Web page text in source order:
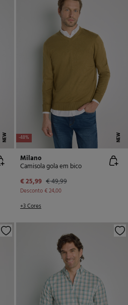
NEW -48% NEW
Milano
Camisola gola em bico
€ 25,99 € 49,99
Desconto€ 24,00
+3 Cores